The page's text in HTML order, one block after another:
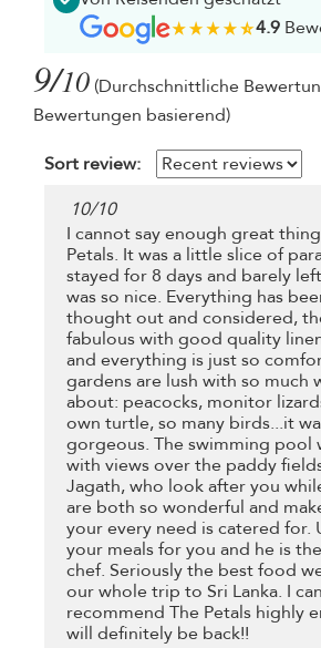
4.9
9/10 (Durchschnittliche
Bewertungen basierend)
Sort review:
10/10
I cannot say enough great
Petals. It was a little slice of
stayed for 8 days and barely
was so nice. Everything has
thought out and considered,
fabulous with good quality
and everything is just so
gardens are lush with so much
about: peacocks, monitor
own turtle, so many birds...it
gorgeous. The swimming pool
with views over the paddy
Jagath, who look after you
are both so wonderful and
your every need is catered for.
your meals for you and he is
chef. Seriously the best food
our whole trip to Sri Lanka. I
recommend The Petals highly
will definitely be back!!